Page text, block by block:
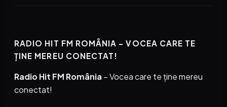
RADIO HIT FM ROMÂNIA – VOCEA CARE TE
ȚINE MEREU CONECTAT!
Radio Hit FM România – Vocea care te ține mereu
conectat!